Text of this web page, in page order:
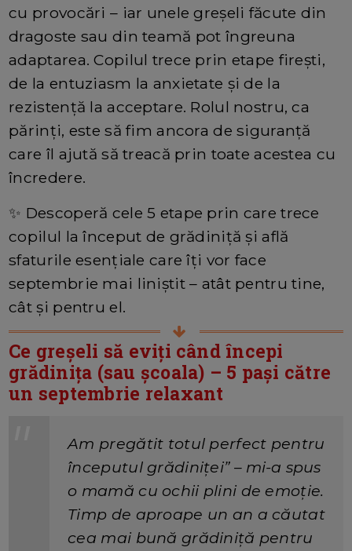
cu provocări – iar unele greșeli făcute din
dragoste sau din teamă pot îngreuna
adaptarea. Copilul trece prin etape firești,
de la entuziasm la anxietate și de la
rezistență la acceptare. Rolul nostru, ca
părinți, este să fim ancora de siguranță
care îl ajută să treacă prin toate acestea cu
încredere.
✨ Descoperă cele 5 etape prin care trece
copilul la început de grădiniță și află
sfaturile esențiale care îți vor face
septembrie mai liniștit – atât pentru tine,
cât și pentru el.
Ce greșeli să eviți când începi
grădinița (sau școala) – 5 pași către
un septembrie relaxant
Am pregătit totul perfect pentru
începutul grădiniței” – mi-a spus
o mamă cu ochii plini de emoție.
Timp de aproape un an a căutat
cea mai bună grădiniță pentru